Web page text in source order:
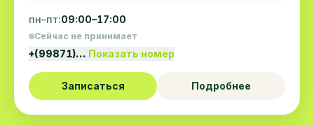
пн–пт:09:00–17:00
Сейчас не принимает
+(99871)… Показать номер
Записаться Подробнее